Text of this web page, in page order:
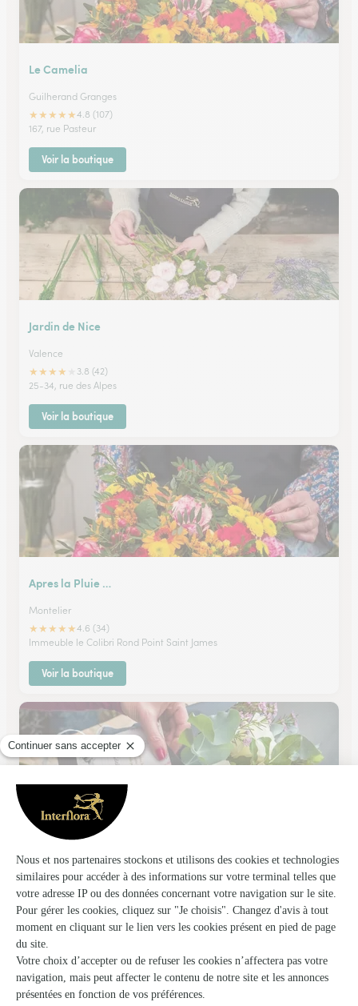
Le Camelia
Guilherand Granges
★★★★★4.8 (107)
167, rue Pasteur
Voir la boutique
Jardin de Nice
Valence
★★★★
3.8 (42)
25-34, rue des Alpes
Voir la boutique
Apres la Pluie …
Montelier
★★★★★4.6 (34)
Immeuble le Colibri Rond Point Saint James
Voir la boutique
Violette
Portes les Valence
★
88, rue Jean Jaurès
Voir la boutique